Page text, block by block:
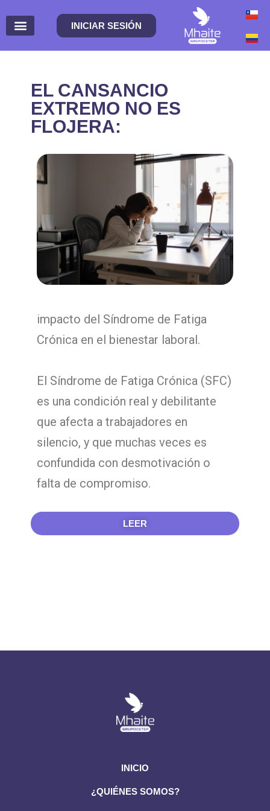
INICIAR SESIÓN
EL CANSANCIO
EXTREMO NO ES
FLOJERA:
impacto del Síndrome de Fatiga
Crónica en el bienestar laboral.
El Síndrome de Fatiga Crónica (SFC)
es una condición real y debilitante
que afecta a trabajadores en
silencio, y que muchas veces es
confundida con desmotivación o
falta de compromiso.
LEER
INICIO
¿QUIÉNES SOMOS?